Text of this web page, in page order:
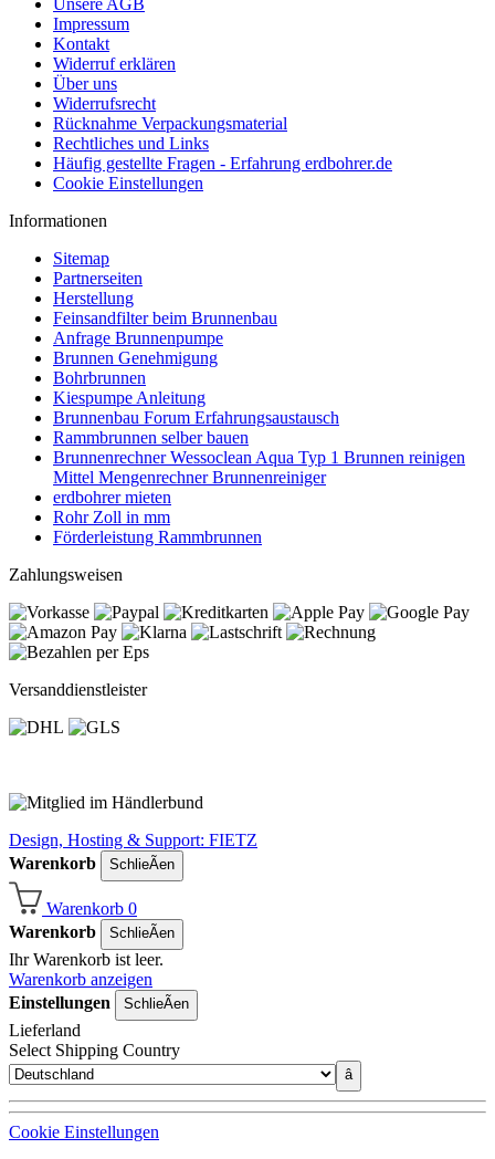
Unsere AGB
Impressum
Kontakt
Widerruf erklären
Über uns
Widerrufsrecht
Rücknahme Verpackungsmaterial
Rechtliches und Links
Häufig gestellte Fragen - Erfahrung erdbohrer.de
Cookie Einstellungen
Informationen
Sitemap
Partnerseiten
Herstellung
Feinsandfilter beim Brunnenbau
Anfrage Brunnenpumpe
Brunnen Genehmigung
Bohrbrunnen
Kiespumpe Anleitung
Brunnenbau Forum Erfahrungsaustausch
Rammbrunnen selber bauen
Brunnenrechner Wessoclean Aqua Typ 1 Brunnen reinigen
Mittel Mengenrechner Brunnenreiniger
erdbohrer mieten
Rohr Zoll in mm
Förderleistung Rammbrunnen
Zahlungsweisen
Versanddienstleister
Design, Hosting & Support: FIETZ
Warenkorb
SchlieÃen
Warenkorb 0
Warenkorb
SchlieÃen
Ihr Warenkorb ist leer.
Warenkorb anzeigen
Einstellungen
SchlieÃen
Lieferland
Select Shipping Country
â
Cookie Einstellungen